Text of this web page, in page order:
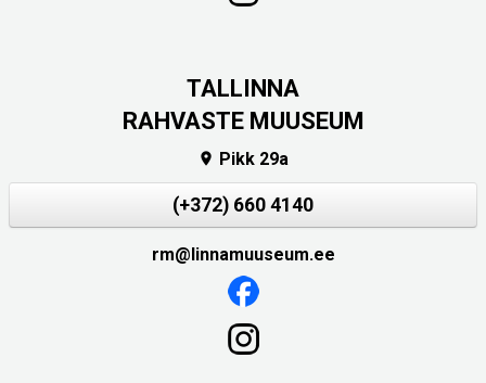
TALLINNA
RAHVASTE MUUSEUM
 Pikk 29a
(+372) 660 4140
rm@linnamuuseum.ee